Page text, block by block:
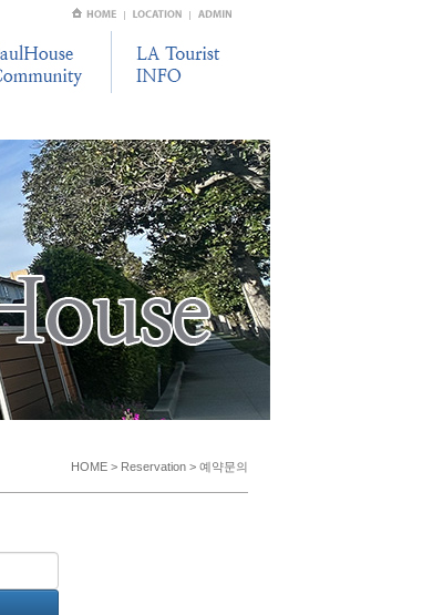
HOME > Reservation > 예약문의